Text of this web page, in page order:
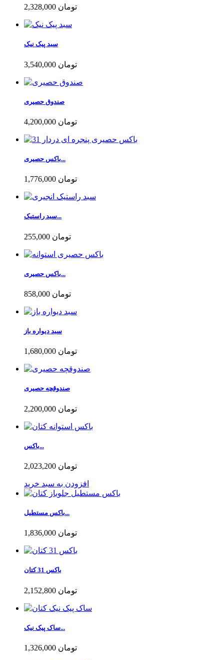
2,328,000 تومان
سبد پیک نیک
3,540,000 تومان
صندوق حصیری
4,200,000 تومان
باکس حصیری...
1,776,000 تومان
سبد راستیک...
255,000 تومان
باکس حصیری...
858,000 تومان
سبد دیواره باز
1,680,000 تومان
صندوقچه حصیری
2,200,000 تومان
باکس...
2,023,200 تومان
افزودن به سبد خرید
باکس مستطیل...
1,836,000 تومان
باکس 31 کتان
2,152,800 تومان
ساک پیک نیک...
1,326,000 تومان